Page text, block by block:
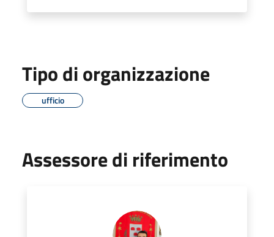
Tipo di organizzazione
ufficio
Assessore di riferimento